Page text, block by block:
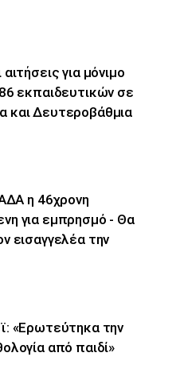
για μόνιμο
εκπαιδευτικών σε
και Δευτεροβάθμια
η 46χρονη
για εμπρησμό - Θα
εισαγγελέα την
«Ερωτεύτηκα την
από παιδί»